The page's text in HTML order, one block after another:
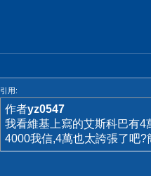
引用:
作者yz0547
我看維基上寫的艾斯科巴有4
4000我信,4萬也太誇張了吧?